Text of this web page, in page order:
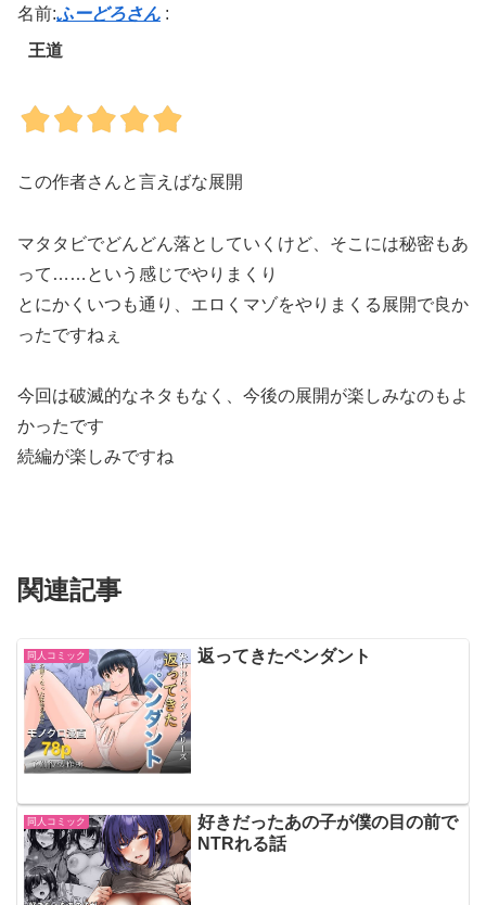
関連記事
同人コミック 返ってきたペンダント
同人コミック
好きだったあの子が僕の目の前で
NTRれる話
名前:ふーどろさん :
王道
この作者さんと言えばな展開
マタタビでどんどん落としていくけど、そこには秘密もあ
って……という感じでやりまくり
とにかくいつも通り、エロくマゾをやりまくる展開で良か
ったですねぇ
今回は破滅的なネタもなく、今後の展開が楽しみなのもよ
かったです
続編が楽しみですね